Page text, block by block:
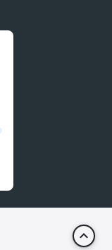
keyboard_arrow_up